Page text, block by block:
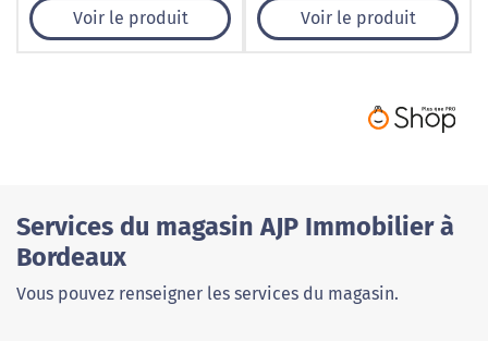
Voir le produit Voir le produit
Services du magasin AJP Immobilier à
Bordeaux
Vous pouvez renseigner les services du magasin.